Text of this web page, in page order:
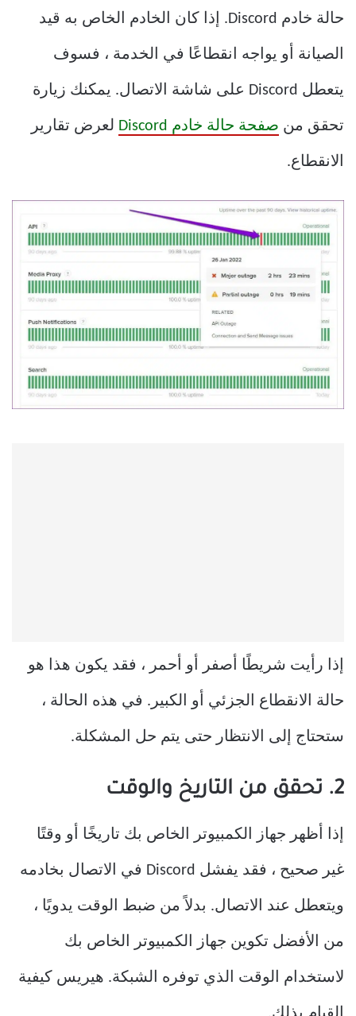
حالة خادم Discord. إذا كان الخادم الخاص به قيد
الصيانة أو يواجه انقطاعًا في الخدمة ، فسوف
يتعطل Discord على شاشة الاتصال. يمكنك زيارة
تحقق من صفحة حالة خادم Discord لعرض تقارير
الانقطاع.
إذا رأيت شريطًا أصفر أو أحمر ، فقد يكون هذا هو
حالة الانقطاع الجزئي أو الكبير. في هذه الحالة ،
ستحتاج إلى الانتظار حتى يتم حل المشكلة.
2. تحقق من التاريخ والوقت
إذا أظهر جهاز الكمبيوتر الخاص بك تاريخًا أو وقتًا
غير صحيح ، فقد يفشل Discord في الاتصال بخادمه
ويتعطل عند الاتصال. بدلاً من ضبط الوقت يدويًا ،
من الأفضل تكوين جهاز الكمبيوتر الخاص بك
لاستخدام الوقت الذي توفره الشبكة. هيريس كيفية